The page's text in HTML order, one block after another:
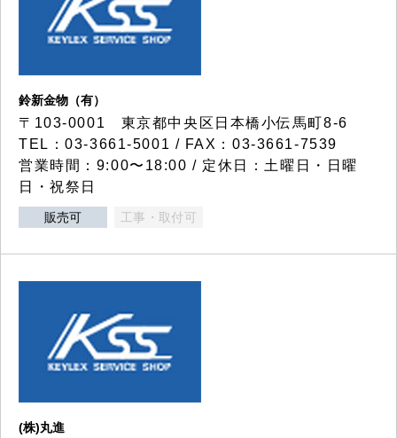
鈴新金物（有）
〒103-0001 東京都中央区日本橋小伝馬町8-6
TEL：03-3661-5001 / FAX：03-3661-7539
営業時間：9:00〜18:00 / 定休日：土曜日・日曜
日・祝祭日
販売可 工事・取付可
(株)丸進